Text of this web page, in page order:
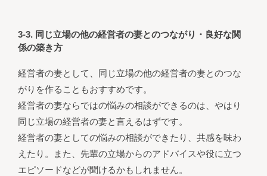
3-3. 同じ立場の他の経営者の妻とのつながり・良好な関
係の築き方
経営者の妻として、同じ立場の他の経営者の妻とのつな
がりを作ることもおすすめです。
経営者の妻ならではの悩みの相談ができるのは、やはり
同じ立場の経営者の妻と言えるはずです。
経営者の妻としての悩みの相談ができたり、共感を味わ
えたり。また、先輩の立場からのアドバイスや役に立つ
エピソードなどが聞けるかもしれません。